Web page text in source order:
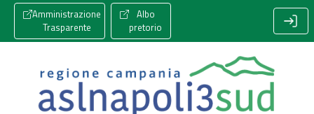
Amministrazione
Trasparente
Albo
pretorio